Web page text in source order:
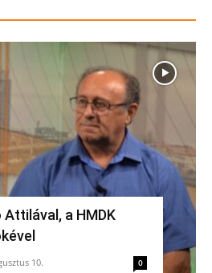
a HMDK
10. 0